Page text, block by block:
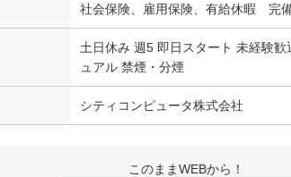
社会保険、雇用保険、有給休暇 完備
土日休み 週5 即日スタート 未経験
ュアル 禁煙・分煙
シティコンピュータ株式会社
このままWEBから！